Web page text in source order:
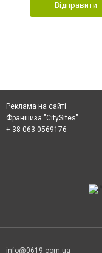
Відправити
Реклама на сайті
Франшиза "CitySites"
+ 38 063 0569176
info@0619.com.ua